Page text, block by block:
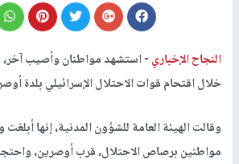
النجاح الإخباري -استشهد مواطنان وأصيب آخر،
خلال اقتحام قوات الاحتلال الإسرائيلي بلدة
وقالت الهيئة العامة للشؤون المدنية، إنها
مواطنين برصاص الاحتلال، قرب أوصرين،